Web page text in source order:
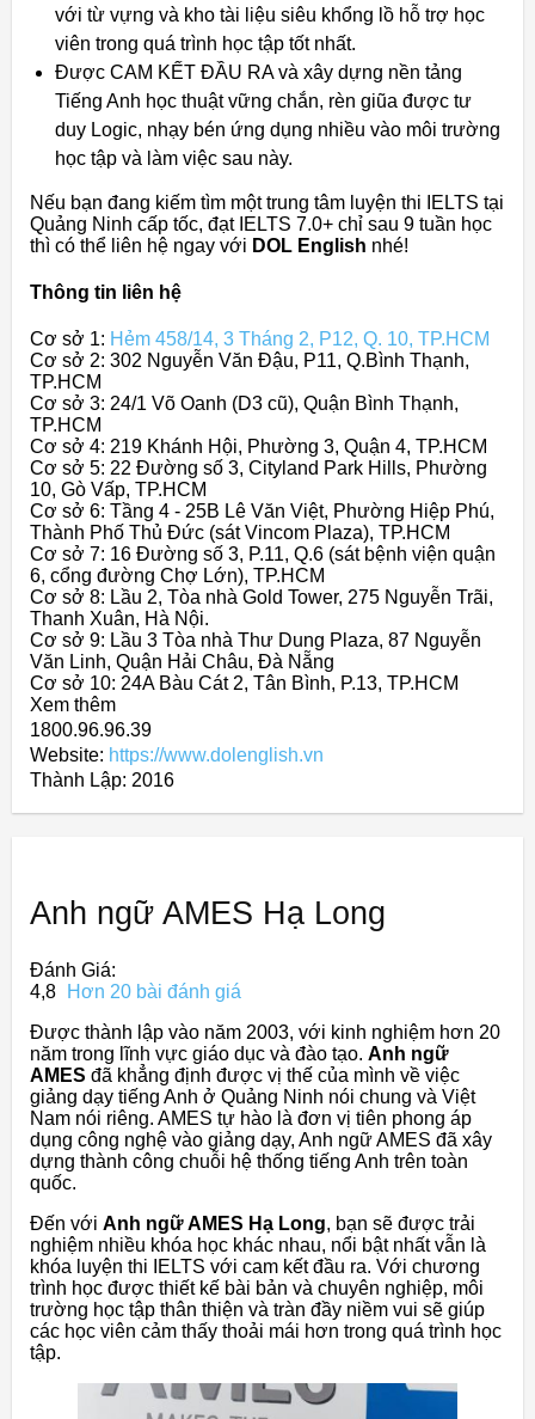
với từ vựng và kho tài liệu siêu khổng lồ hỗ trợ học
viên trong quá trình học tập tốt nhất.
Được CAM KẾT ĐẦU RA và xây dựng nền tảng
Tiếng Anh học thuật vững chắn, rèn giũa được tư
duy Logic, nhạy bén ứng dụng nhiều vào môi trường
học tập và làm việc sau này.
Nếu bạn đang kiếm tìm một trung tâm luyện thi IELTS tại
Quảng Ninh cấp tốc, đạt IELTS 7.0+ chỉ sau 9 tuần học
thì có thể liên hệ ngay với DOL English nhé!
Thông tin liên hệ
Cơ sở 1: Hẻm 458/14, 3 Tháng 2, P12, Q. 10, TP.HCM
Cơ sở 2: 302 Nguyễn Văn Đậu, P11, Q.Bình Thạnh,
TP.HCM
Cơ sở 3: 24/1 Võ Oanh (D3 cũ), Quận Bình Thạnh,
TP.HCM
Cơ sở 4: 219 Khánh Hội, Phường 3, Quận 4, TP.HCM
Cơ sở 5: 22 Đường số 3, Cityland Park Hills, Phường
10, Gò Vấp, TP.HCM
Cơ sở 6: Tầng 4 - 25B Lê Văn Việt, Phường Hiệp Phú,
Thành Phố Thủ Đức (sát Vincom Plaza), TP.HCM
Cơ sở 7: 16 Đường số 3, P.11, Q.6 (sát bệnh viện quận
6, cổng đường Chợ Lớn), TP.HCM
Cơ sở 8: Lầu 2, Tòa nhà Gold Tower, 275 Nguyễn Trãi,
Thanh Xuân, Hà Nội.
Cơ sở 9: Lầu 3 Tòa nhà Thư Dung Plaza, 87 Nguyễn
Văn Linh, Quận Hải Châu, Đà Nẵng
Cơ sở 10: 24A Bàu Cát 2, Tân Bình, P.13, TP.HCM
Xem thêm
1800.96.96.39
Website: https://www.dolenglish.vn
Thành Lập: 2016
Anh ngữ AMES Hạ Long
Đánh Giá:
4,8
Hơn 20 bài đánh giá
Được thành lập vào năm 2003, với kinh nghiệm hơn 20
năm trong lĩnh vực giáo dục và đào tạo. Anh ngữ
AMES đã khẳng định được vị thế của mình về việc
giảng dạy tiếng Anh ở Quảng Ninh nói chung và Việt
Nam nói riêng. AMES tự hào là đơn vị tiên phong áp
dụng công nghệ vào giảng dạy, Anh ngữ AMES đã xây
dựng thành công chuỗi hệ thống tiếng Anh trên toàn
quốc.
Đến với Anh ngữ AMES Hạ Long, bạn sẽ được trải
nghiệm nhiều khóa học khác nhau, nổi bật nhất vẫn là
khóa luyện thi IELTS với cam kết đầu ra. Với chương
trình học được thiết kế bài bản và chuyên nghiệp, môi
trường học tập thân thiện và tràn đầy niềm vui sẽ giúp
các học viên cảm thấy thoải mái hơn trong quá trình học
tập.